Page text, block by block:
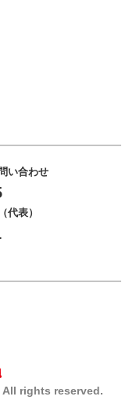
い合わせ
代表）
rights reserved.